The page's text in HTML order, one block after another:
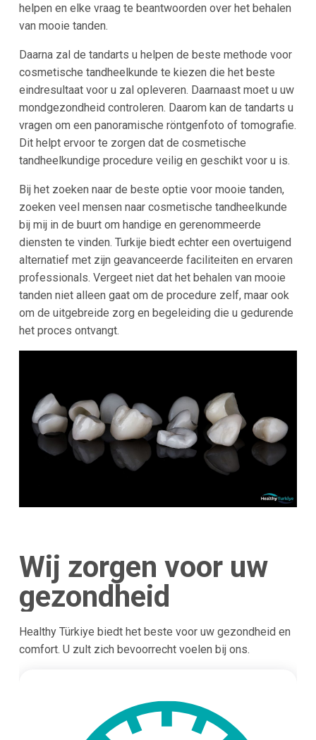
helpen en elke vraag te beantwoorden over het behalen
van mooie tanden.
Daarna zal de tandarts u helpen de beste methode voor
cosmetische tandheelkunde te kiezen die het beste
eindresultaat voor u zal opleveren. Daarnaast moet u uw
mondgezondheid controleren. Daarom kan de tandarts u
vragen om een panoramische röntgenfoto of tomografie.
Dit helpt ervoor te zorgen dat de cosmetische
tandheelkundige procedure veilig en geschikt voor u is.
Bij het zoeken naar de beste optie voor mooie tanden,
zoeken veel mensen naar cosmetische tandheelkunde
bij mij in de buurt om handige en gerenommeerde
diensten te vinden. Turkije biedt echter een overtuigend
alternatief met zijn geavanceerde faciliteiten en ervaren
professionals. Vergeet niet dat het behalen van mooie
tanden niet alleen gaat om de procedure zelf, maar ook
om de uitgebreide zorg en begeleiding die u gedurende
het proces ontvangt.
Wij zorgen voor uw
gezondheid
Healthy Türkiye biedt het beste voor uw gezondheid en
comfort. U zult zich bevoorrecht voelen bij ons.